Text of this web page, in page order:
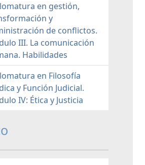
en gestión,
y
de conflictos.
III. La comunicación
Habilidades
en Filosofía
y Función Judicial.
IV: Ética y Justicia